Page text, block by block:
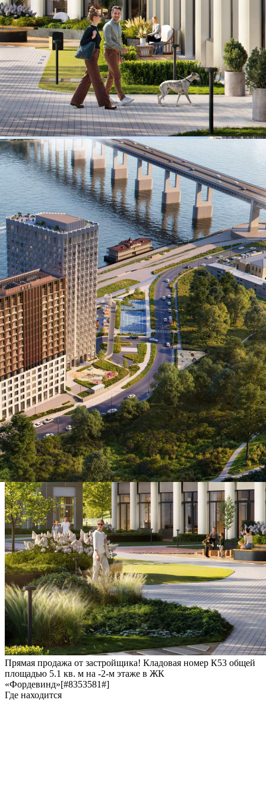
Прямая продажа от застройщика! Кладовая номер К53 общей
площадью 5.1 кв. м на -2-м этаже в ЖК
«Фордевинд»[#8353581#]
Где находится